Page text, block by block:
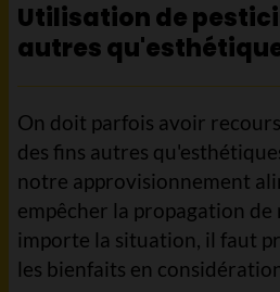
Utilisation de
autres
On doit parfois avoir
des fins autres
notre approvisionnement
empêcher la propagation de
importe la situation, il faut
les bienfaits en